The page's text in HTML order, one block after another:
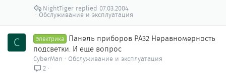
Обслуживание и эксплуатация
07.03.2004
NightTiger
C Электрика Панель приборов PA32 Неравномерность
подсветки. И еще вопрос
CyberMan
Обслуживание и эксплуатация
2